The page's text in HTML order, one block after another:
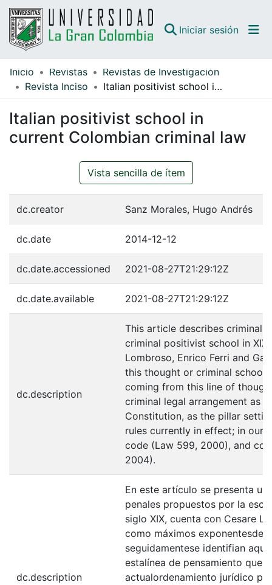
Iniciar sesión
Comunidades
Inicio Revistas
Revistas de Investigación
Revista Inciso
Italian positivist school in current Colombian criminal law
Italian positivist school in
current Colombian criminal law
Vista sencilla de ítem
dc.creator Sanz Morales, Hugo Andrés
dc.date 2014-12-12
dc.date.accessioned 2021-08-27T21:29:12Z
dc.date.available 2021-08-27T21:29:12Z
dc.description
This article describes criminal
criminal positivist school in XIX
Lombroso, Enrico Ferri and
this thought or criminal
coming from this line of
criminal legal arrangement as
Constitution, as the pillar
rules currently in effect; in our
code (Law 599, 2000), and
2004).
dc.description
En este artículo se presenta
penales propuestos por la
siglo XIX, cuenta con Cesare
como máximos exponentesde
seguidamentese identifian
estalínea de pensamiento que
actualordenamiento jurídico